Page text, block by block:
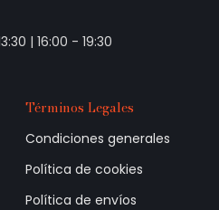
| 16:00 - 19:30
Términos Legales
Condiciones generales
Política de cookies
Política de envíos